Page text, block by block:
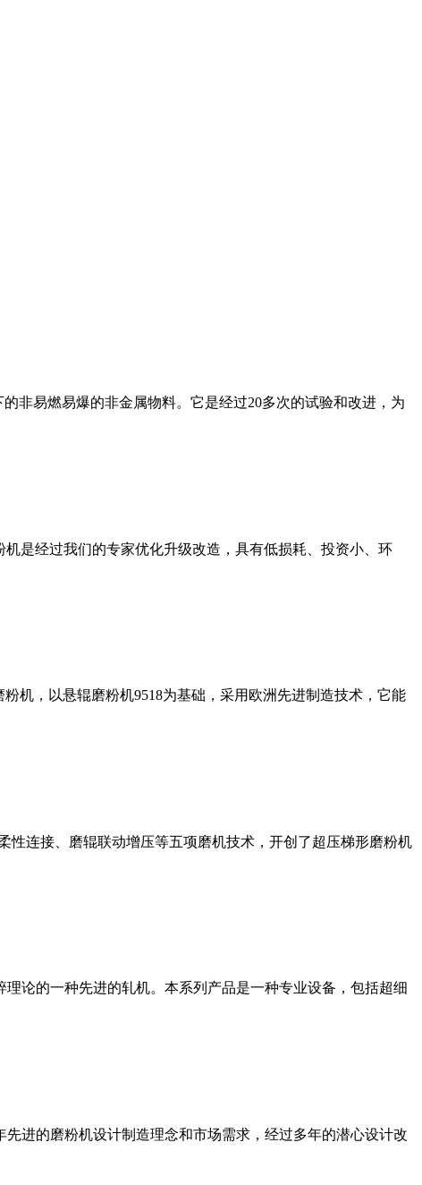
非易燃易爆的非金属物料。它是经过20多次的试验和改进，为
是经过我们的专家优化升级改造，具有低损耗、投资小、环
机，以悬辊磨粉机9518为基础，采用欧洲先进制造技术，它能
连接、磨辊联动增压等五项磨机技术，开创了超压梯形磨粉机
论的一种先进的轧机。本系列产品是一种专业设备，包括超细
进的磨粉机设计制造理念和市场需求，经过多年的潜心设计改